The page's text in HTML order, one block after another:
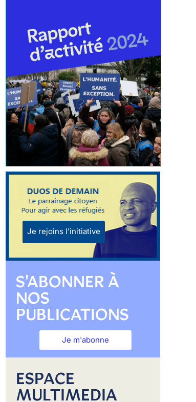
Je rejoins l'initiative
S'ABONNER À
NOS
PUBLICATIONS
Je m'abonne
ESPACE
MULTIMEDIA